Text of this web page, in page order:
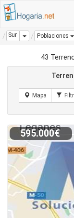
Sur Dropdown
Poblaciones
43
595.000€